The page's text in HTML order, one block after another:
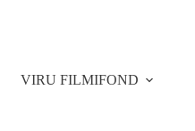
VIRU FILMIFOND